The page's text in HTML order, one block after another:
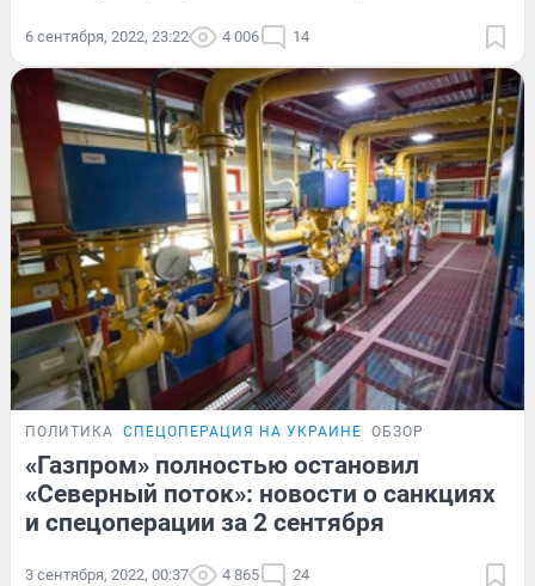
6 сентября, 2022, 23:22 4 006 14
ПОЛИТИКА СПЕЦОПЕРАЦИЯ НА УКРАИНЕ ОБЗОР
«Газпром» полностью остановил
«Северный поток»: новости о санкциях
и спецоперации за 2 сентября
3 сентября, 2022, 00:37 4 865 24